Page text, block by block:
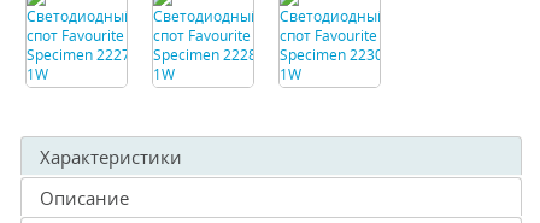
Характеристики
Описание